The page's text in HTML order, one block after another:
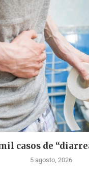
casos de
5 agosto, 2026